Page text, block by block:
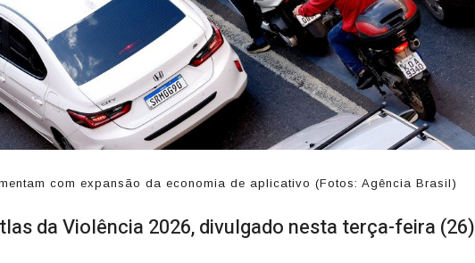
com expansão da economia de aplicativo (Fotos: Agência Brasil)
da Violência 2026, divulgado nesta terça-feira (26)